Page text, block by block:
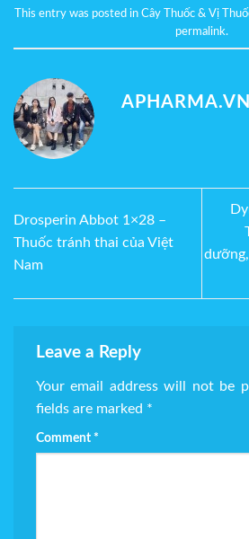
This entry was posted in Cây Thuốc & Vị
permalink.
APHARMA.VN
Drosperin Abbot 1×28 –
Thuốc tránh thai của Việt
Nam
Leave a Reply
Your email address will not be
fields are marked *
Comment *